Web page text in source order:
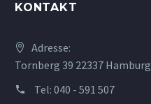
KONTAKT
Adresse:
Tornberg 39 22337 Hamburg
Tel: 040 - 591 507